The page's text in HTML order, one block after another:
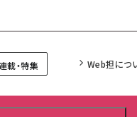
載・特集 Web担につ